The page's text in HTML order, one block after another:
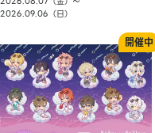
2026.09.06（日）